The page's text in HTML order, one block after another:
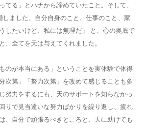
てる」とハナから諦めていたこと。 そして、
ました。 自分自身のこと、仕事のこと、家
したいけど、私には無理だ」 と、 心の奥底で
、全てを天は与えてくれました。
のが本当にある」ということを実体験で体得
分次第」「努力次第」を改めて感じることも多
努力をするにも、天のサポートを知らなかっ
りで見当違いな努力ばかりを繰り返し、疲れ
、自分で頑張るべきところと、天に助けても